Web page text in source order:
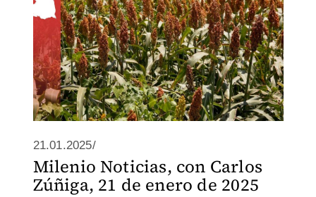
21.01.2025/
Milenio Noticias, con Carlos
Zúñiga, 21 de enero de 2025